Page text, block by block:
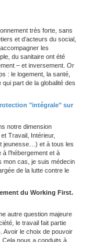
à
en
loi et d’être
reconnue. Sur
partie de la politique
Etats-Unis dans les
pour un public
d’envisager un
comme un
La mise en
a permis de
par la suite les
bien?
de
de métiers et